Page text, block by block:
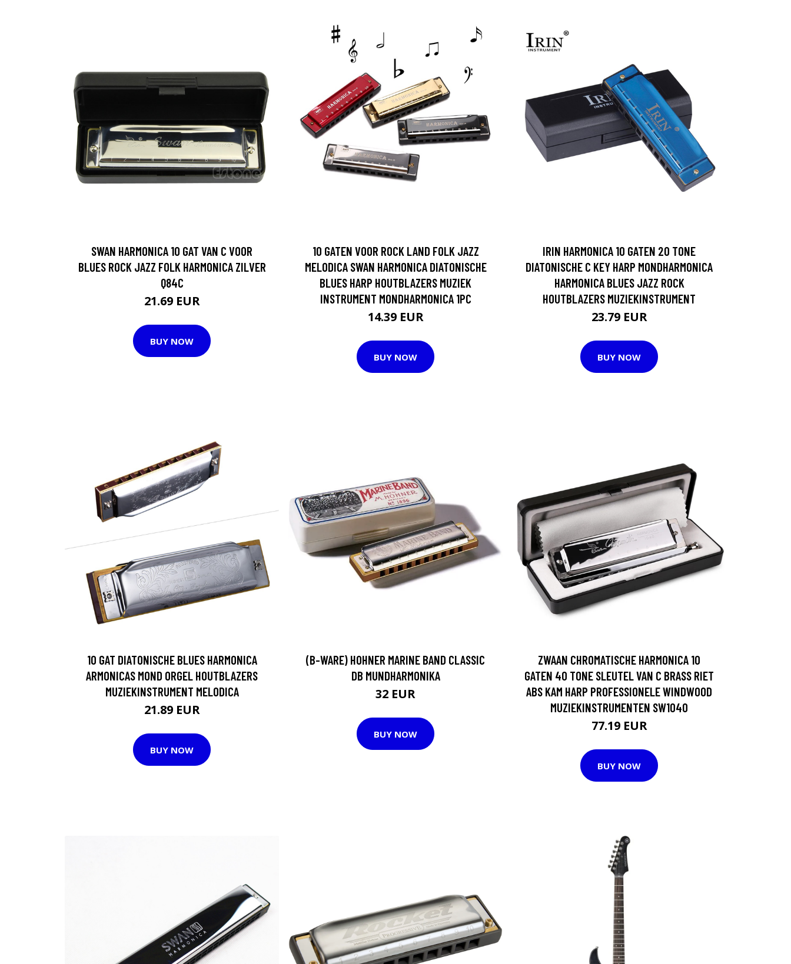
SWAN HARMONICA 10 GAT VAN C VOOR
BLUES ROCK JAZZ FOLK HARMONICA ZILVER
Q84C
21.69 EUR
BUY NOW
10 GATEN VOOR ROCK LAND FOLK JAZZ
MELODICA SWAN HARMONICA DIATONISCHE
BLUES HARP HOUTBLAZERS MUZIEK
INSTRUMENT MONDHARMONICA 1PC
14.39 EUR
BUY NOW
IRIN HARMONICA 10 GATEN 20 TONE
DIATONISCHE C KEY HARP MONDHARMONICA
HARMONICA BLUES JAZZ ROCK
HOUTBLAZERS MUZIEKINSTRUMENT
23.79 EUR
BUY NOW
10 GAT DIATONISCHE BLUES HARMONICA
ARMONICAS MOND ORGEL HOUTBLAZERS
MUZIEKINSTRUMENT MELODICA
21.89 EUR
BUY NOW
(B-WARE) HOHNER MARINE BAND CLASSIC
DB MUNDHARMONIKA
32 EUR
BUY NOW
ZWAAN CHROMATISCHE HARMONICA 10
GATEN 40 TONE SLEUTEL VAN C BRASS RIET
ABS KAM HARP PROFESSIONELE WINDWOOD
MUZIEKINSTRUMENTEN SW1040
77.19 EUR
BUY NOW